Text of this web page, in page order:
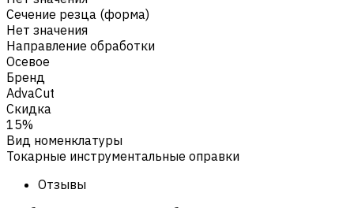
Сечение резца (форма)
Нет значения
Направление обработки
Осевое
Бренд
AdvaCut
Скидка
15%
Вид номенклатуры
Токарные инструментальные оправки
Отзывы